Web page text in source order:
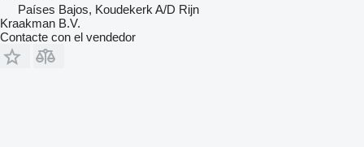
Países Bajos, Koudekerk A/D Rijn
Kraakman B.V.
Contacte con el vendedor